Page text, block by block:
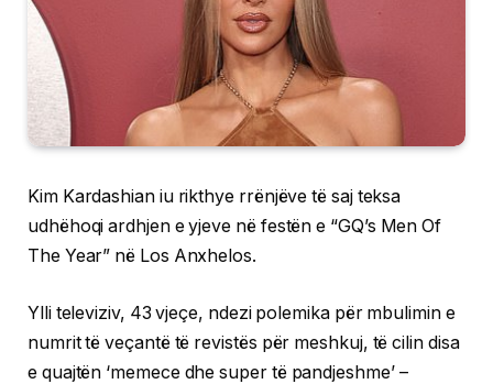
Kim Kardashian iu rikthye rrënjëve të saj teksa
udhëhoqi ardhjen e yjeve në festën e “GQ’s Men Of
The Year” në Los Anxhelos.
Ylli televiziv, 43 vjeçe, ndezi polemika për mbulimin e
numrit të veçantë të revistës për meshkuj, të cilin disa
e quajtën ‘memece dhe super të pandjeshme’ –